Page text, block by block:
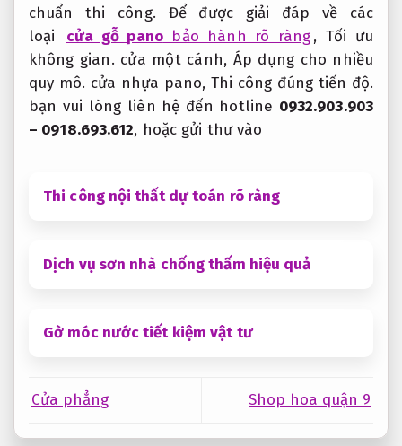
chuẩn thi công. Để được giải đáp về các
loại
cửa gỗ panobảo hành rõ ràng, Tối ưu
không gian. cửa một cánh, Áp dụng cho nhiều
quy mô. cửa nhựa pano, Thi công đúng tiến độ.
bạn vui lòng liên hệ đến hotline 0932.903.903
– 0918.693.612, hoặc gửi thư vào
Thi công nội thất dự toán rõ ràng
Dịch vụ sơn nhà chống thấm hiệu quả
Gờ móc nước tiết kiệm vật tư
Cửa phẳng Shop hoa quận 9